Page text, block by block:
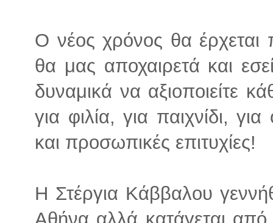
Ο νέος χρόνος θα
θα μας αποχαιρετά και
δυναμικά να αξιοποιείτε
για φιλία, για παιχνίδι,
και προσωπικές επιτυχίες!
Η Στέργια Κάββαλου
Αθήνα αλλά κατάγεται